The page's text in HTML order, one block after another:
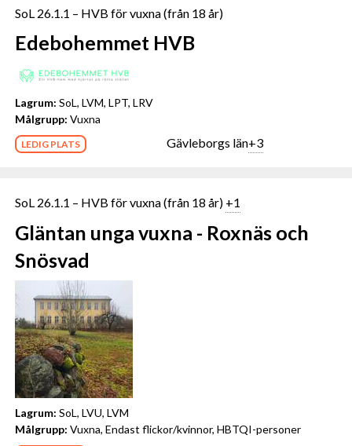
SoL 26.1.1 – HVB för vuxna (från 18 år)
Gävleborgs län+3
Edebohemmet HVB
Lagrum: SoL, LVM, LPT, LRV
Målgrupp: Vuxna
LEDIG PLATS
SoL 26.1.1 – HVB för vuxna (från 18 år) +1
Gläntan unga vuxna - Roxnäs och
Snösvad
Lagrum: SoL, LVU, LVM
Målgrupp: Vuxna, Endast flickor/kvinnor, HBTQI-personer